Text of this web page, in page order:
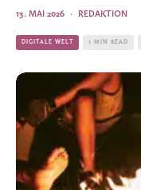
REDAKTION
·
13. MAI 2026
DIGITALE WELT 1 MIN READ